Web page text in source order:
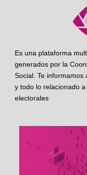
Es una plataforma
generados por la
Social. Te
y todo lo relacionado
electorales